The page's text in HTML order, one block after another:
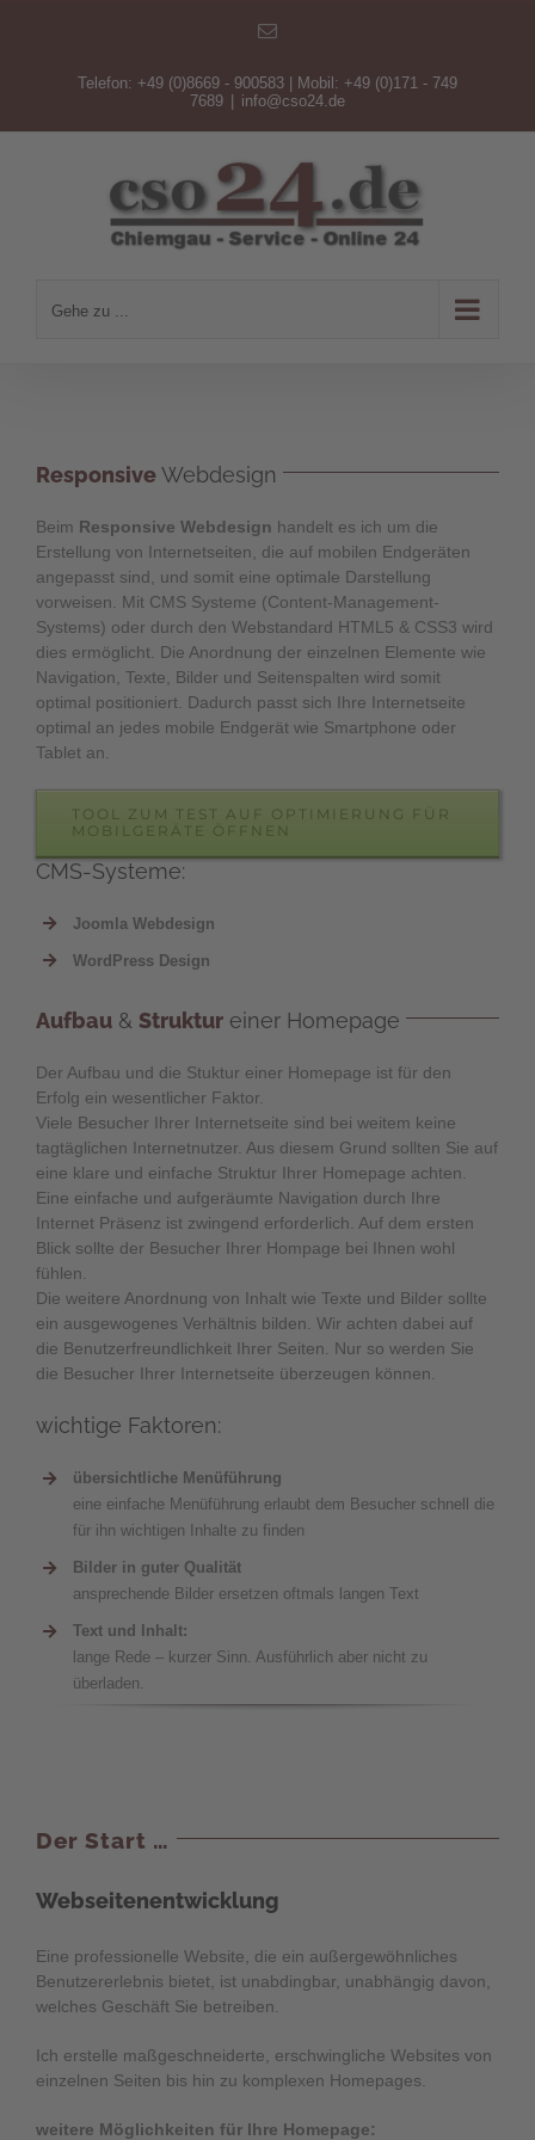
E-
Telefon: +49 (0)8669 - 900583 | Mobil: +49 (0)171 - 749
7689
info@cso24.de
Gehe zu ...
ResponsiveWebdesign
Beim Responsive Webdesign handelt es ich um die
Erstellung von Internetseiten, die auf mobilen Endgeräten
angepasst sind, und somit eine optimale Darstellung
vorweisen. Mit CMS Systeme (Content-Management-
Systems) oder durch den Webstandard HTML5 & CSS3 wird
dies ermöglicht. Die Anordnung der einzelnen Elemente wie
Navigation, Texte, Bilder und Seitenspalten wird somit
optimal positioniert. Dadurch passt sich Ihre Internetseite
optimal an jedes mobile Endgerät wie Smartphone oder
Tablet an.
TOOL ZUM TEST AUF OPTIMIERUNG FÜR
MOBILGERÄTE ÖFFNEN
CMS-Systeme:
Joomla Webdesign
WordPress Design
Aufbau & Struktur einer Homepage
Der Aufbau und die Stuktur einer Homepage ist für den
Erfolg ein wesentlicher Faktor.
Viele Besucher Ihrer Internetseite sind bei weitem keine
tagtäglichen Internetnutzer. Aus diesem Grund sollten Sie auf
eine klare und einfache Struktur Ihrer Homepage achten.
Eine einfache und aufgeräumte Navigation durch Ihre
Internet Präsenz ist zwingend erforderlich. Auf dem ersten
Blick sollte der Besucher Ihrer Hompage bei Ihnen wohl
fühlen.
Die weitere Anordnung von Inhalt wie Texte und Bilder sollte
ein ausgewogenes Verhältnis bilden. Wir achten dabei auf
die Benutzerfreundlichkeit Ihrer Seiten. Nur so werden Sie
die Besucher Ihrer Internetseite überzeugen können.
wichtige Faktoren:
übersichtliche Menüführung
eine einfache Menüführung erlaubt dem Besucher schnell die
für ihn wichtigen Inhalte zu finden
Bilder in guter Qualität
ansprechende Bilder ersetzen oftmals langen Text
Text und Inhalt:
lange Rede – kurzer Sinn. Ausführlich aber nicht zu
überladen.
Der Start …
Webseitenentwicklung
Eine professionelle Website, die ein außergewöhnliches
Benutzererlebnis bietet, ist unabdingbar, unabhängig davon,
welches Geschäft Sie betreiben.
Ich erstelle maßgeschneiderte, erschwingliche Websites von
einzelnen Seiten bis hin zu komplexen Homepages.
weitere Möglichkeiten für Ihre Homepage: